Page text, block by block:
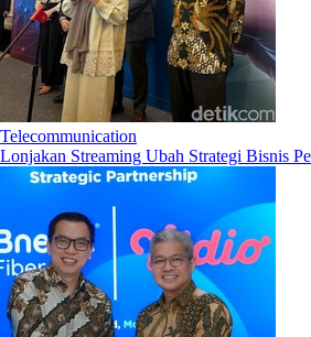
Telecommunication
Lonjakan Streaming Ubah Strategi Bisnis